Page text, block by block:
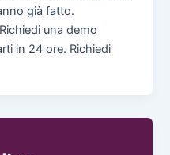
già fatto.
una demo
in 24 ore. Richiedi